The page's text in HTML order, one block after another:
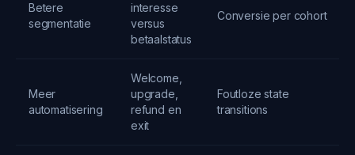
Betere
segmentatie
interesse
versus
betaalstatus
Conversie per cohort
Meer
automatisering
Welcome,
upgrade,
refund en
exit
Foutloze state
transitions